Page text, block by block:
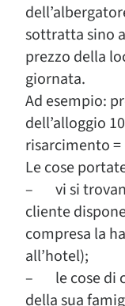
sottratta sino
prezzo della
giornata.
Ad esempio:
dell’alloggio
risarcimento =
Le cose
– vi si
cliente
compresa la
all’hotel);
– le cose di
della sua